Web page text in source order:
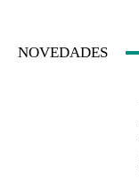
NOVEDADES